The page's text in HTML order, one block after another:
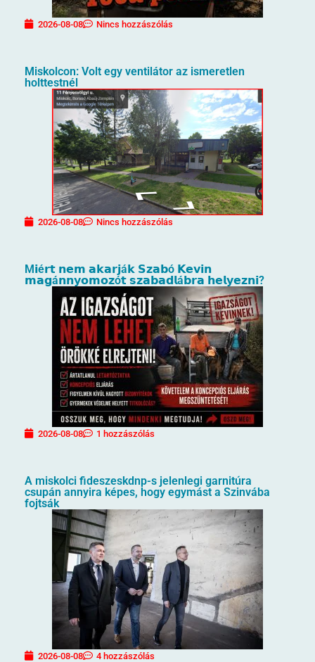
2026-08-08 Nincs hozzászólás
Miskolcon: Volt egy ventilátor az ismeretlen
holttestnél
2026-08-08 Nincs hozzászólás
M𝗶é𝗿𝘁 𝗻𝗲𝗺 𝗮𝗸𝗮𝗿𝗷á𝗸 𝗦𝘇𝗮𝗯ó 𝗞𝗲𝘃𝗶𝗻
𝗺𝗮𝗴á𝗻𝗻𝘆𝗼𝗺𝗼𝘇ó𝘁 𝘀𝘇𝗮𝗯𝗮𝗱𝗹á𝗯𝗿𝗮 𝗵𝗲𝗹𝘆𝗲𝘇𝗻𝗶?
2026-08-08 1 hozzászólás
A miskolci fideszeskdnp-s jelenlegi garnitúra
csupán annyira képes, hogy egymást a Szinvába
fojtsák
2026-08-08 4 hozzászólás